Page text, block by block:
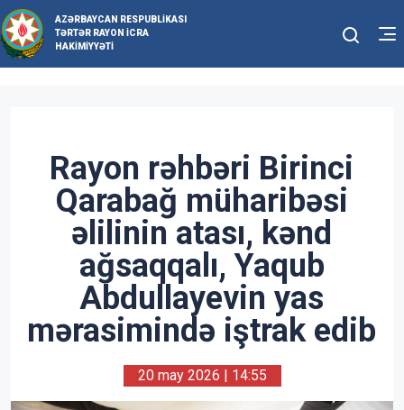
AZƏRBAYCAN RESPUBLIKASI
TƏRTƏR RAYON İCRA
HAKIMIYYƏTI
Rayon rəhbəri Birinci
Qarabağ müharibəsi
əlilinin atası, kənd
ağsaqqalı, Yaqub
Abdullayevin yas
mərasimində iştrak edib
20 may 2026 | 14:55